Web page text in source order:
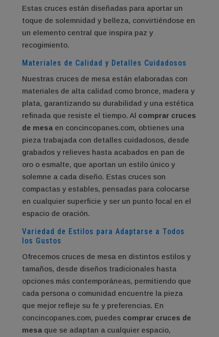
Estas cruces están diseñadas para aportar un
toque de solemnidad y belleza, convirtiéndose en
un elemento central que inspira paz y
recogimiento.
Materiales de Calidad y Detalles Cuidadosos
Nuestras cruces de mesa están elaboradas con
materiales de alta calidad como bronce, madera y
plata, garantizando su durabilidad y una estética
refinada que resiste el tiempo. Al comprar cruces
de mesaen concincopanes.com, obtienes una
pieza trabajada con detalles cuidadosos, desde
grabados y relieves hasta acabados en pan de
oro o esmalte, que aportan un estilo único y
solemne a cada diseño. Estas cruces son
compactas y estables, pensadas para colocarse
en cualquier superficie y ser un punto focal en el
espacio de oración.
Variedad de Estilos para Adaptarse a Todos
los Gustos
Ofrecemos cruces de mesa en distintos estilos y
tamaños, desde diseños tradicionales hasta
opciones más contemporáneas, permitiendo que
cada persona o comunidad encuentre la pieza
que mejor refleje su fe y preferencias. En
concincopanes.com, puedes comprar cruces de
mesaque se adaptan a cualquier espacio,